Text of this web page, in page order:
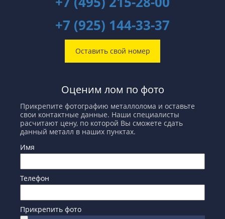
+7 (925) 144-33-37
Оставить свой номер
Оценим лом по фото
Прикрепите фотографию металлолома и оставьте
свои контактные данные. Наши специалисты
расчитают цену, по которой Вы сможете сдать
данный металл в наших пунктах.
Имя
Телефон
Прикрепить фото